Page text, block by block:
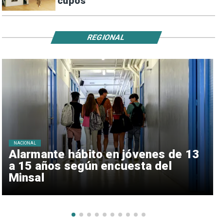
Alarmante hábito en jóvenes de 13
a 15 años según encuesta del
Minsal
NACIONAL
REGIONAL